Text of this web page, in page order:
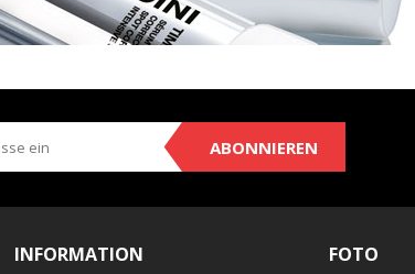
ABONNIEREN
INFORMATION FOTO